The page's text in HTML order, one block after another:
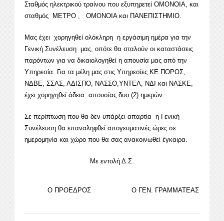
Σταθμός ηλεκτρικού τραίνου που εξυπηρετεί ΟΜΟΝΟΙΑ, και
σταθμός ΜΕΤΡΟ , ΟΜΟΝΟΙΑ και ΠΑΝΕΠΙΣΤΗΜΙΟ.
Μας έχει χορηγηθεί ολόκληρη η εργάσιμη ημέρα για την
Γενική Συνέλευση μας, οπότε θα σταλούν οι καταστάσεις
παρόντων για να δικαιολογηθεί η απουσία μας από την
Υπηρεσία. Για τα μέλη μας στις Υπηρεσίες ΚΕ.ΠΟΡΟΣ,
ΝΔΒΕ, ΣΣΑΣ, ΑΔΙΣΠΟ, ΝΑΣΣΘ,ΥΝΤΕΛ, ΝΔΙ και ΝΑΣΚΕ,
έχει χορηγηθεί άδεια απουσίας δυο (2) ημερών.
Σε περίπτωση που θα δεν υπάρξει απαρτία η Γενική
Συνέλευση θα επαναληφθεί απογευματινές ώρες σε
ημερομηνία και χώρο που θα σας ανακοινωθεί έγκαιρα.
Με εντολή Δ.Σ.
Ο ΠΡΟΕΔΡΟΣ Ο ΓΕΝ. ΓΡΑΜΜΑΤΕΑΣ